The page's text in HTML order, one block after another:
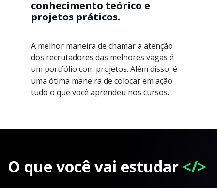
conhecimento teórico e
projetos práticos.
A melhor maneira de chamar a atenção
dos recrutadores das melhores vagas é
um portfólio com projetos. Além disso, é
uma ótima maneira de colocar em ação
tudo o que você aprendeu nos cursos.
O que você vai estudar </>